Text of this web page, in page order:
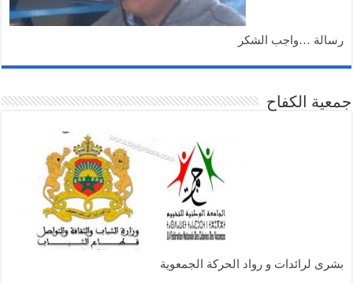
…واجب الشكر
الكفاح
لرائدات و رواد الحركة الجمعوية